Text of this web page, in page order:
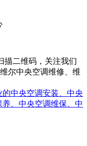
描二维码，关注我们
维尔中央空调维修、维
中央空调安装、中央
、中央空调维保、中